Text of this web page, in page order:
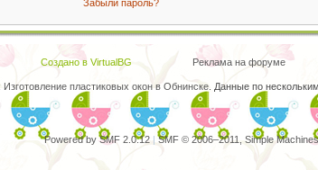
Забыли пароль?
Создано в VirtualBG Реклама на форуме
Изготовление пластиковых окон в Обнинске. Данные по
Powered by SMF 2.0.12|SMF © 2006–2011, Simple